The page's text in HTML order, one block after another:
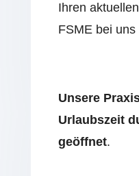
Ihren
FSME bei
Unsere
Urlaubszeit
geöffnet.